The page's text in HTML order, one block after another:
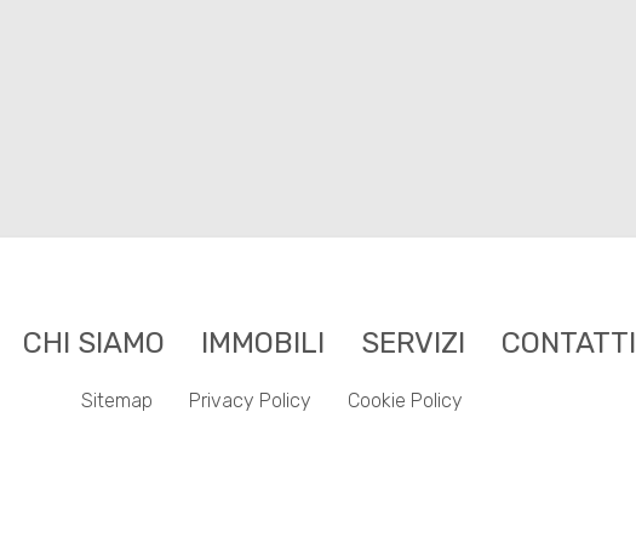
CHI SIAMO IMMOBILI SERVIZI CONTATTI
Sitemap Privacy Policy Cookie Policy